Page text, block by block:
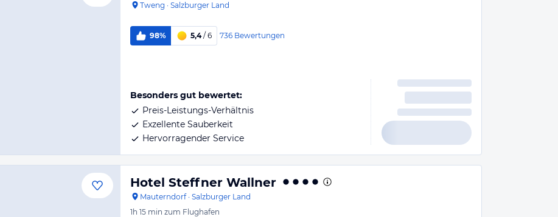
Tweng · Salzburger Land
98% 5,4/ 6 736 Bewertungen
Besonders gut bewertet:
Preis-Leistungs-Verhältnis
Exzellente Sauberkeit
Hervorragender Service
Hotel Steffner Wallner
Mauterndorf· Salzburger Land
1h 15 min zum Flughafen